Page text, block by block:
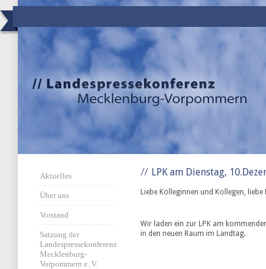
Aktuelles
Über uns
Vorstand
Satzung der
Landespressekonferenz
Mecklenburg-
Vorpommern e. V.
LPK am Dienstag,
Liebe Kolleginnen und Kollegen, liebe
Wir laden ein zur LPK am
in den neuen Raum im Landtag.